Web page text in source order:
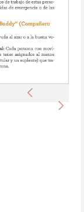
Anterior